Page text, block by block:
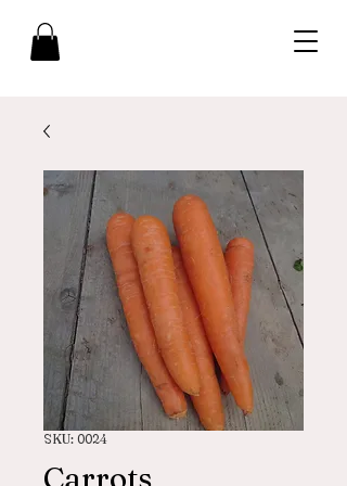
SKU: 0024
Carrots